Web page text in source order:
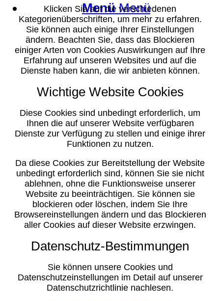
Menü Menü
Klicken Sie auf die verschiedenen
Kategorienüberschriften, um mehr zu erfahren.
Sie können auch einige Ihrer Einstellungen
ändern. Beachten Sie, dass das Blockieren
einiger Arten von Cookies Auswirkungen auf Ihre
Erfahrung auf unseren Websites und auf die
Dienste haben kann, die wir anbieten können.
Wichtige Website Cookies
Diese Cookies sind unbedingt erforderlich, um
Ihnen die auf unserer Website verfügbaren
Dienste zur Verfügung zu stellen und einige ihrer
Funktionen zu nutzen.
Da diese Cookies zur Bereitstellung der Website
unbedingt erforderlich sind, können Sie sie nicht
ablehnen, ohne die Funktionsweise unserer
Website zu beeinträchtigen. Sie können sie
blockieren oder löschen, indem Sie Ihre
Browsereinstellungen ändern und das Blockieren
aller Cookies auf dieser Website erzwingen.
Datenschutz-Bestimmungen
Sie können unsere Cookies und
Datenschutzeinstellungen im Detail auf unserer
Datenschutzrichtlinie nachlesen.